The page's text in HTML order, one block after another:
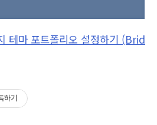
테마 포트폴리오 설정하기 (Brid
하기